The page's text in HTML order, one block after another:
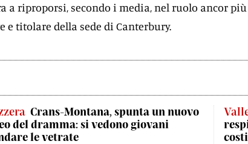
a riproporsi, secondo i media, nel ruolo ancor più
titolare della sede di Canterbury.
Crans-Montana, spunta un nuovo
del dramma: si vedono giovani
le vetrate